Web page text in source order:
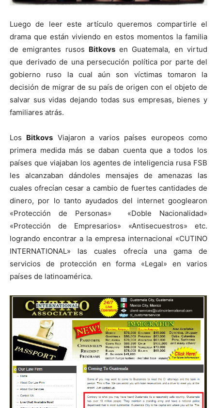
Luego de leer este artículo queremos compartirle el
drama que están viviendo en estos momentos la familia
de emigrantes rusos Bitkovsen Guatemala, en virtud
que derivado de una persecución política por parte del
gobierno ruso la cual aún son víctimas tomaron la
decisión de migrar de su país de origen con el objeto de
salvar sus vidas dejando todas sus empresas, bienes y
familiares atrás.
Los Bitkovs Viajaron a varios países europeos como
primera medida más se daban cuenta que a todos los
países que viajaban los agentes de inteligencia rusa FSB
les alcanzaban dándoles mensajes de amenazas las
cuales ofrecían cesar a cambio de fuertes cantidades de
dinero, por lo tanto ayudados del internet googlearon
«Protección de Personas» «Doble Nacionalidad»
«Protección de Empresarios» «Antisecuestros» etc.
logrando encontrar a la empresa internacional «CUTINO
INTERNATIONAL» las cuales ofrecía una gama de
servicios de protección en forma «Legal» en varios
países de latinoamérica.